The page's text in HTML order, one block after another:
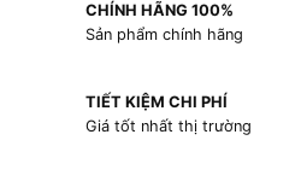
CHÍNH HÃNG 100%
Sản phẩm chính hãng
TIẾT KIỆM CHI PHÍ
Giá tốt nhất thị trường